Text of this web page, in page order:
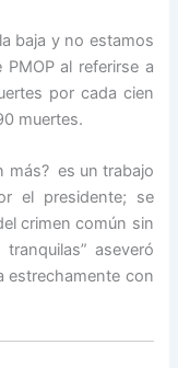
baja y no estamos
al referirse a
por cada cien
muertes.
más? es un trabajo
el presidente; se
crimen común sin
aseveró
estrechamente con